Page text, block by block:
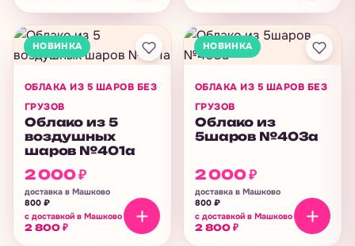
НОВИНКА
ОБЛАКА ИЗ 5 ШАРОВ БЕЗ
ГРУЗОВ
Облако из 5
воздушных
шаров №401а
2 000₽
доставка в Машково
800 ₽
с доставкой в Машково
2 800 ₽
НОВИНКА
ОБЛАКА ИЗ 5 ШАРОВ БЕЗ
ГРУЗОВ
Облако из
5шаров №403а
2 000₽
доставка в Машково
800 ₽
с доставкой в Машково
2 800 ₽